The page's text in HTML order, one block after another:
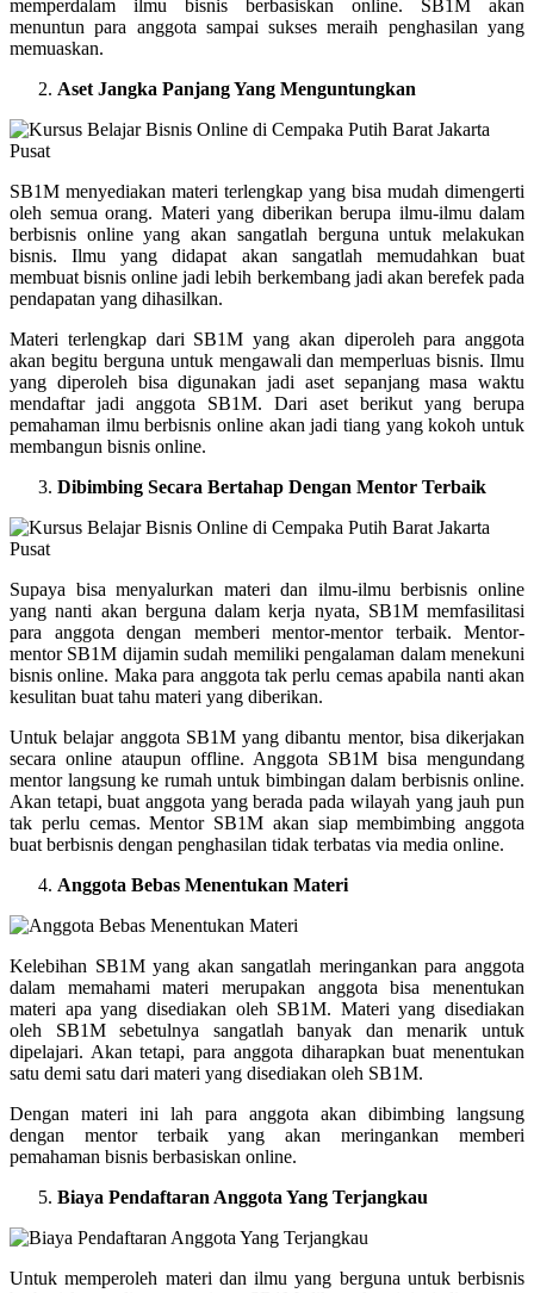
memperdalam ilmu bisnis berbasiskan online. SB1M akan
menuntun para anggota sampai sukses meraih penghasilan yang
memuaskan.
Aset Jangka Panjang Yang Menguntungkan
SB1M menyediakan materi terlengkap yang bisa mudah dimengerti
oleh semua orang. Materi yang diberikan berupa ilmu-ilmu dalam
berbisnis online yang akan sangatlah berguna untuk melakukan
bisnis. Ilmu yang didapat akan sangatlah memudahkan buat
membuat bisnis online jadi lebih berkembang jadi akan berefek pada
pendapatan yang dihasilkan.
Materi terlengkap dari SB1M yang akan diperoleh para anggota
akan begitu berguna untuk mengawali dan memperluas bisnis. Ilmu
yang diperoleh bisa digunakan jadi aset sepanjang masa waktu
mendaftar jadi anggota SB1M. Dari aset berikut yang berupa
pemahaman ilmu berbisnis online akan jadi tiang yang kokoh untuk
membangun bisnis online.
Dibimbing Secara Bertahap Dengan Mentor Terbaik
Supaya bisa menyalurkan materi dan ilmu-ilmu berbisnis online
yang nanti akan berguna dalam kerja nyata, SB1M memfasilitasi
para anggota dengan memberi mentor-mentor terbaik. Mentor-
mentor SB1M dijamin sudah memiliki pengalaman dalam menekuni
bisnis online. Maka para anggota tak perlu cemas apabila nanti akan
kesulitan buat tahu materi yang diberikan.
Untuk belajar anggota SB1M yang dibantu mentor, bisa dikerjakan
secara online ataupun offline. Anggota SB1M bisa mengundang
mentor langsung ke rumah untuk bimbingan dalam berbisnis online.
Akan tetapi, buat anggota yang berada pada wilayah yang jauh pun
tak perlu cemas. Mentor SB1M akan siap membimbing anggota
buat berbisnis dengan penghasilan tidak terbatas via media online.
Anggota Bebas Menentukan Materi
Kelebihan SB1M yang akan sangatlah meringankan para anggota
dalam memahami materi merupakan anggota bisa menentukan
materi apa yang disediakan oleh SB1M. Materi yang disediakan
oleh SB1M sebetulnya sangatlah banyak dan menarik untuk
dipelajari. Akan tetapi, para anggota diharapkan buat menentukan
satu demi satu dari materi yang disediakan oleh SB1M.
Dengan materi ini lah para anggota akan dibimbing langsung
dengan mentor terbaik yang akan meringankan memberi
pemahaman bisnis berbasiskan online.
Biaya Pendaftaran Anggota Yang Terjangkau
Untuk memperoleh materi dan ilmu yang berguna untuk berbisnis